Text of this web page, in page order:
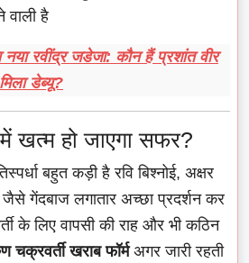
वाली है
रवींद्र जडेजा: कौन हैं प्रशांत वीर
डेब्यू?
में खत्म हो जाएगा सफर?
बहुत कड़ी है रवि बिश्नोई, अक्षर
गेंदबाज लगातार अच्छा प्रदर्शन कर
के लिए वापसी की राह और भी कठिन
खराब फॉर्मअगर जारी रहती